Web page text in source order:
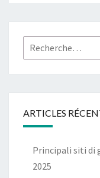
Rechercher :
ARTICLES
Principali siti di
2025